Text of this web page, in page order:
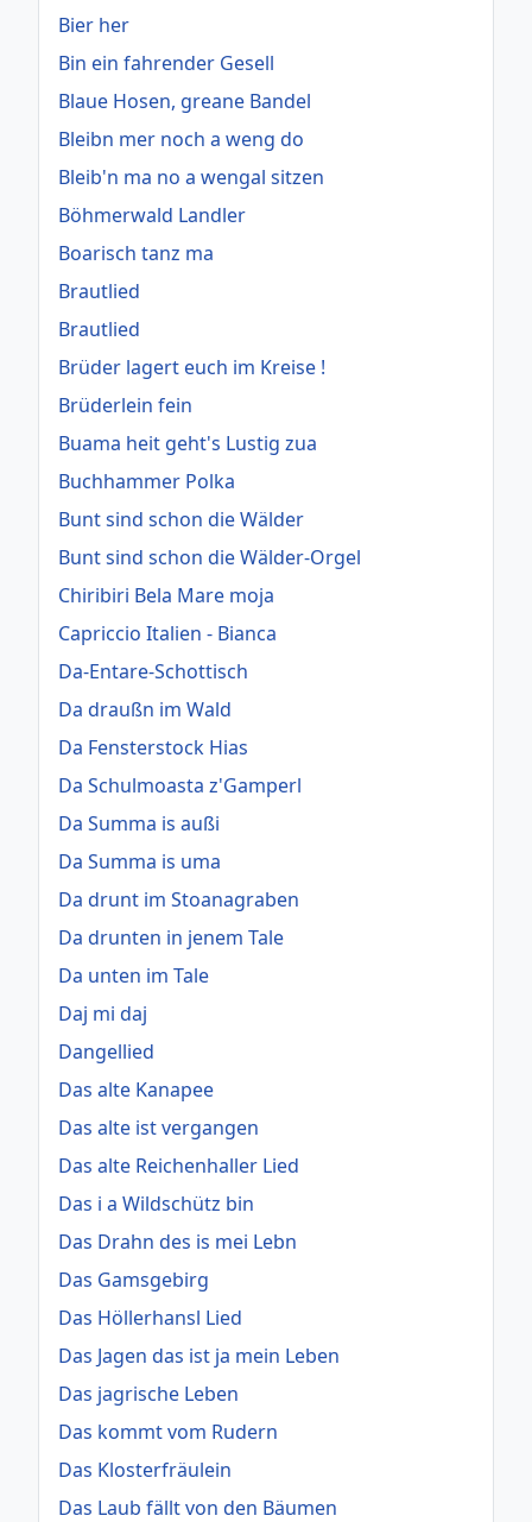
Bier her
Bin ein fahrender Gesell
Blaue Hosen, greane Bandel
Bleibn mer noch a weng do
Bleib'n ma no a wengal sitzen
Böhmerwald Landler
Boarisch tanz ma
Brautlied
Brautlied
Brüder lagert euch im Kreise !
Brüderlein fein
Buama heit geht's Lustig zua
Buchhammer Polka
Bunt sind schon die Wälder
Bunt sind schon die Wälder-Orgel
Chiribiri Bela Mare moja
Capriccio Italien - Bianca
Da-Entare-Schottisch
Da draußn im Wald
Da Fensterstock Hias
Da Schulmoasta z'Gamperl
Da Summa is außi
Da Summa is uma
Da drunt im Stoanagraben
Da drunten in jenem Tale
Da unten im Tale
Daj mi daj
Dangellied
Das alte Kanapee
Das alte ist vergangen
Das alte Reichenhaller Lied
Das i a Wildschütz bin
Das Drahn des is mei Lebn
Das Gamsgebirg
Das Höllerhansl Lied
Das Jagen das ist ja mein Leben
Das jagrische Leben
Das kommt vom Rudern
Das Klosterfräulein
Das Laub fällt von den Bäumen